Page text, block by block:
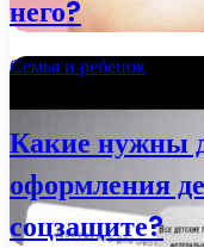
него?
Семья и ребенок
Какие нужны
оформления
соцзащите?